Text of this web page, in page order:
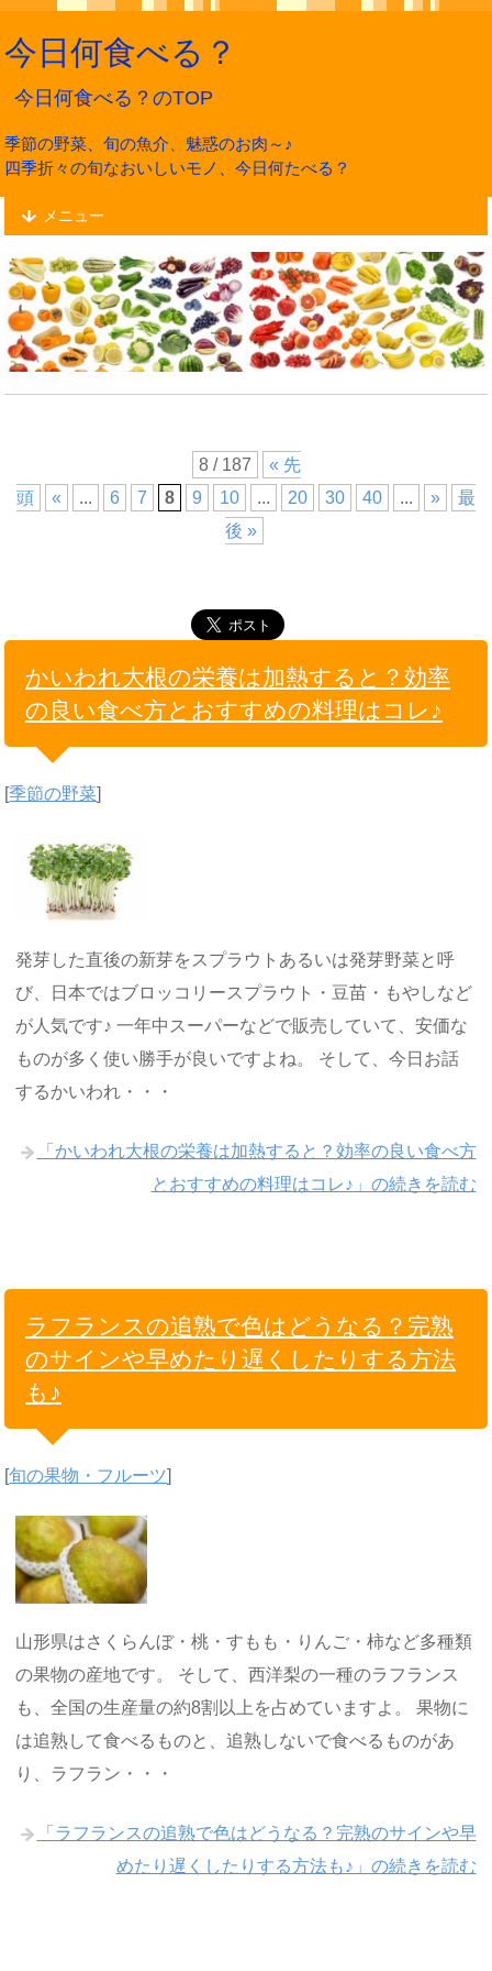
今日何食べる？
今日何食べる？のTOP
季節の野菜、旬の魚介、魅惑のお肉～♪
四季折々の旬なおいしいモノ、今日何たべる？
メニュー
8 / 187
« 先
頭
« ... 6 7 8 9 10 ... 20 30 40 ... »
最
後 »
かいわれ大根の栄養は加熱すると？効率
の良い食べ方とおすすめの料理はコレ♪
[季節の野菜]
発芽した直後の新芽をスプラウトあるいは発芽野菜と呼
び、日本ではブロッコリースプラウト・豆苗・もやしなど
が人気です♪ 一年中スーパーなどで販売していて、安価な
ものが多く使い勝手が良いですよね。 そして、今日お話
するかいわれ・・・
「かいわれ大根の栄養は加熱すると？効率の良い食べ方
とおすすめの料理はコレ♪」の続きを読む
ラフランスの追熟で色はどうなる？完熟
のサインや早めたり遅くしたりする方法
も♪
[旬の果物・フルーツ]
山形県はさくらんぼ・桃・すもも・りんご・柿など多種類
の果物の産地です。 そして、西洋梨の一種のラフランス
も、全国の生産量の約8割以上を占めていますよ。 果物に
は追熟して食べるものと、追熟しないで食べるものがあ
り、ラフラン・・・
「ラフランスの追熟で色はどうなる？完熟のサインや早
めたり遅くしたりする方法も♪」の続きを読む